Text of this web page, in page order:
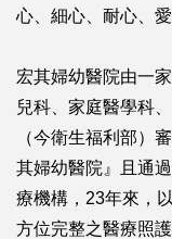
心、細心、耐心、
宏其婦幼醫院由一
兒科、家庭醫學科
（今衛生福利部）
其婦幼醫院』且通
療機構，23年來，
方位完整之醫療照